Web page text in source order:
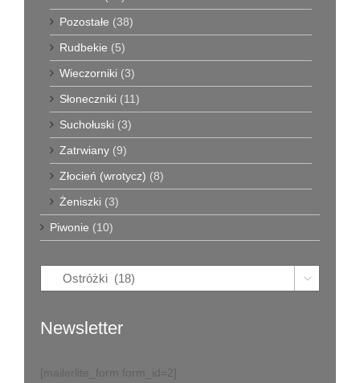
Pozostałe (38)
Rudbekie (5)
Wieczorniki (3)
Słoneczniki (11)
Suchołuski (3)
Zatrwiany (9)
Złocień (wrotycz) (8)
Żeniszki (3)
Piwonie (10)

Newsletter
[mailerlite_form form_id=2]